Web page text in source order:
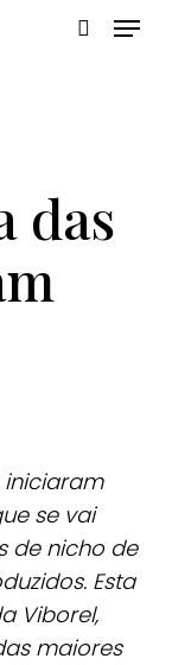
Menu
das
iniciaram
se vai
de nicho de
Esta
Viborel,
maiores